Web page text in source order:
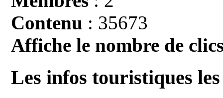
Contenu : 35673
Affiche le nombre de
Les infos touristiques